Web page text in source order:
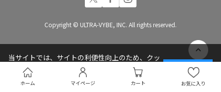
ホーム マイページ カート お気に入り
Copyright © ULTRA-VYBE, INC. All rights reserved.
当サイトでは、サイトの利便性向上のため、クッ
キー(Cookie)を使用しています
プライバシーポリシー
承諾する